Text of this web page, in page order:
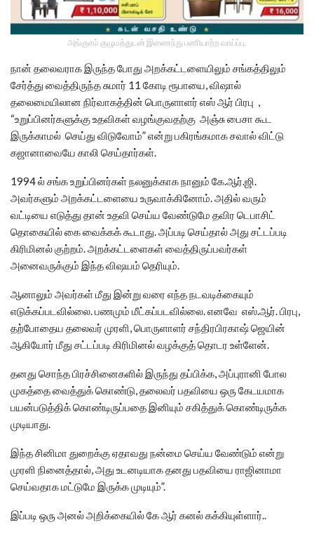
அங்குசம் குழுமத்துடன் இணைந்து பணியாற்ற வாய்ப்பு.
நான் தலைவராக இருந்த போது அறக்கட்டளையிலும் சங்கத்திலும்
சேர்த்து வைத்திருந்த சுமார் 11 கோடி ரூபாயை, விஷால்
தலைமையிலான நிர்வாகத்தின் பொருளாளர் எஸ் ஆர் பிரபு ,
“உறுப்பினர்களுக்கு உதவிகள் வழங்குவதற்கு அஞ்சு பைசா கூட
இருக்காமல் செய்து விடுவோம்” என்று பகிரங்கமாக சவால் விட்டு
கஜானாவையே காலி செய்தார்கள்.
1994 ல் சங்க உறுப்பினர்கள் நலனுக்காக நானும் கே.ஆர்.ஜி.
அவர்களும் அறக்கட்டளையை உருவாக்கினோம். அதில் வரும்
வட்டியை எடுத்து தான் உதவி செய்ய வேண்டுமே தவிர டெபாசிட்
தொகையில் கை வைக்கக் கூடாது. அப்படி செய்தால் அது சட்டப்படி
கிரிமினல் குற்றம். அறக்கட்டளைகள் வைத்திருப்பவர்கள்
அனைவருக்கும் இந்த விஷயம் தெரியும்.
ஆனாலும் அவர்கள் மீது இன்று வரை எந்த நடவடிக்கையும்
எடுக்கப்படவில்லை. பணமும் மீட்கப்படவில்லை. எனவே எஸ்.ஆர். பிரபு,
தற்போதைய தலைவர் முரளி, பொருளாளர் சந்திரபிரகாஷ் ஜெயின்
ஆகியோர் மீது சட்டப்படி கிரிமினல் வழக்குத் தொடர உள்ளேன்.
தனது சொந்த பிரச்சினைகளில் இருந்து தப்பிக்க, அப்புரானி போல
முகத்தை வைத்துக் கொண்டு, தலைவர் பதவியை ஒரு கேடயமாக
பயன்படுத்திக் கொண்டிருப்பதை இனியும் சகித்துக் கொண்டிருக்க
முடியாது.
இந்த சினிமா துறைக்கு ஏதாவது நன்மை செய்ய வேண்டும் என்று
முரளி நினைத்தால், அது உடனடியாக தனது பதவியை ராஜினாமா
செய்வதாக மட்டுமே இருக்க முடியும்”.
இப்படி ஒரு அனல் அறிக்கையில் கே ஆர் கனல் கக்கியுள்ளார்..